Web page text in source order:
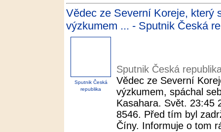
Vědec ze Severní Koreje, který
výzkumem ... - Sputnik Česká
Sputnik Česká
republika
Sputnik Česká
Vědec ze Severní
výzkumem, spáchal
Kasahara. Svět. 23:45
8546. Před tím byl
Číny. Informuje o tom